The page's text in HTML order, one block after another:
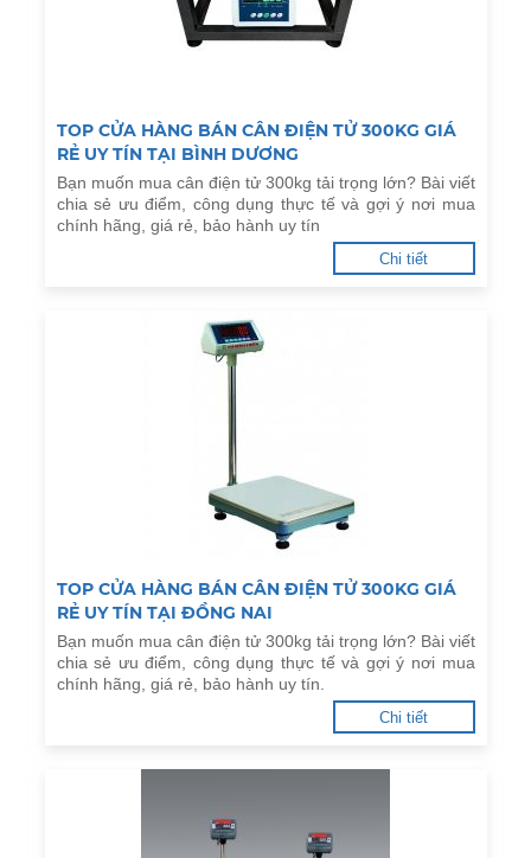
TOP CỬA HÀNG BÁN CÂN ĐIỆN TỬ 300KG GIÁ
RẺ UY TÍN TẠI BÌNH DƯƠNG
Bạn muốn mua cân điện tử 300kg tải trọng lớn? Bài viết
chia sẻ ưu điểm, công dụng thực tế và gợi ý nơi mua
chính hãng, giá rẻ, bảo hành uy tín
Chi tiết
TOP CỬA HÀNG BÁN CÂN ĐIỆN TỬ 300KG GIÁ
RẺ UY TÍN TẠI ĐỒNG NAI
Bạn muốn mua cân điện tử 300kg tải trọng lớn? Bài viết
chia sẻ ưu điểm, công dụng thực tế và gợi ý nơi mua
chính hãng, giá rẻ, bảo hành uy tín.
Chi tiết